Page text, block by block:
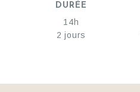
DURÉE
14h
2 jours